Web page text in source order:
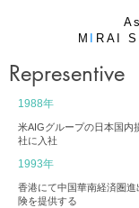
M
RAI
Representive
1988年
米AIGグループの日本国
社に入社
1993年
香港にて中国華南経済圏
険を提供する